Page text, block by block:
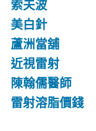
索夫波
美白針
蘆洲當舖
近視雷射
陳翰儒醫師
雷射溶脂價錢